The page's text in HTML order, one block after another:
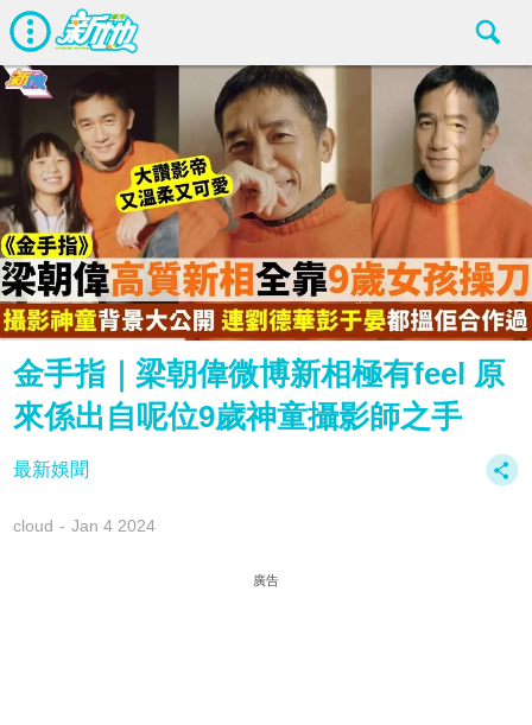
金手指｜梁朝偉微博新相極有feel 原
來係出自呢位9歲神童攝影師之手
最新娛聞
cloud Jan 4 2024
廣告